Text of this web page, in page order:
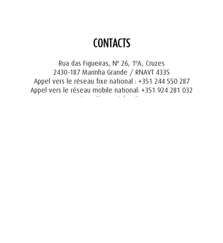
CONTACTS
Rua das Figueiras, Nº 26, 1ºA, Cruzes
2430-187 Marinha Grande / RNAVT 4335
Appel vers le réseau fixe national : +351 244 550 287
Appel vers le réseau mobile national: +351 924 281 032
tourism@liger.pt
info@liger.pt